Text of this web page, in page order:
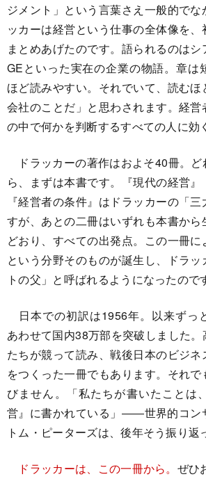
ジメント」という言葉さえ一般的で
ッカーは経営という仕事の全体像を
まとめあげたのです。語られるのはシ
GEといった実在の企業の物語。章は
ほど読みやすい。それでいて、読む
会社のことだ」と思わされます。経
の中で何かを判断するすべての人に効
ドラッカーの著作はおよそ40冊。ど
ら、まずは本書です。『現代の経営』
『経営者の条件』はドラッカーの「
すが、あとの二冊はいずれも本書か
どおり、すべての出発点。この一冊に
という分野そのものが誕生し、ドラ
トの父」と呼ばれるようになったので
日本での初訳は1956年。以来ずっ
あわせて国内38万部を突破しました
たちが競って読み、戦後日本のビジ
をつくった一冊でもあります。それ
びません。「私たちが書いたことは
営』に書かれている」――世界的コン
トム・ピーターズは、後年そう振り返
ドラッカーは、この一冊から。 ぜひ